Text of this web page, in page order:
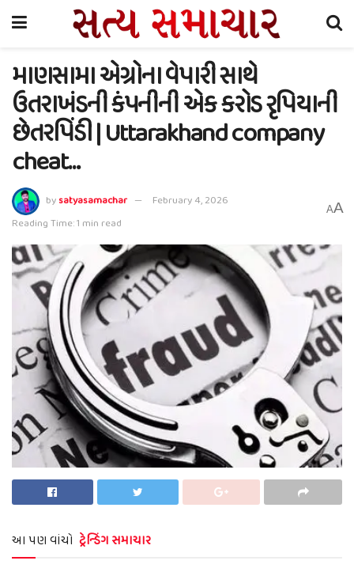
માણસામા એગ્રોના વેપારી સાથે
ઉતરાખંડની કંપનીની એક કરોડ રૃપિયાની
છેતરપિંડી | Uttarakhand company
cheat…
bysatyasamachar
February 4, 2026
Reading Time: 1 min read
AA
આ પણ વાંચો ટ્રેન્ડિંગ સમાચાર